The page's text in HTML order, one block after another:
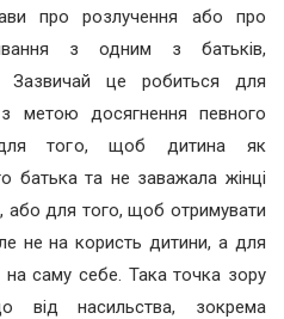
про розлучення або про
з одним з батьків,
Зазвичай це робиться для
метою досягнення певного
для того, щоб дитина як
батька та не заважала жінці
або для того, щоб отримувати
не на користь дитини, а для
саму себе. Така точка зору
від насильства, зокрема